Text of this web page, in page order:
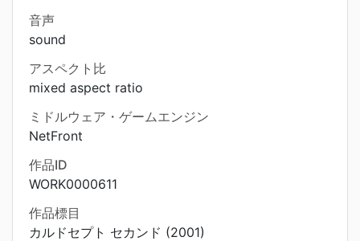
音声
sound
アスペクト比
mixed aspect ratio
ミドルウェア・ゲームエンジン
NetFront
作品ID
WORK0000611
作品標目
カルドセプト セカンド (2001)